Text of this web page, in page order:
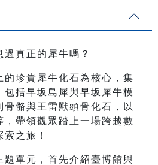
真正的犀牛嗎？
的珍貴犀牛化石為核心，集
包括早坂島犀與早坂犀牛模
骼與王雷獸頭骨化石，以
，帶領觀眾踏上一場跨越數
之旅！
題單元，首先介紹臺博館與